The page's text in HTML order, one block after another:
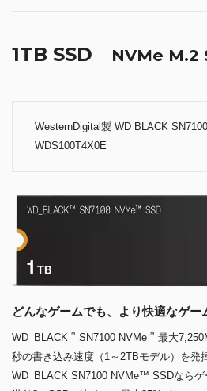
1TB SSD NVMe M.2
WesternDigital製 WD BLACK
WDS100T4X0E
どんなゲームでも、より快適なゲー
WD_BLACK™ SN7100 NVMe™ 最大
秒の書き込み速度（1～2TBモデル）を発
WD_BLACK SN7100 NVMe™ SSDなら